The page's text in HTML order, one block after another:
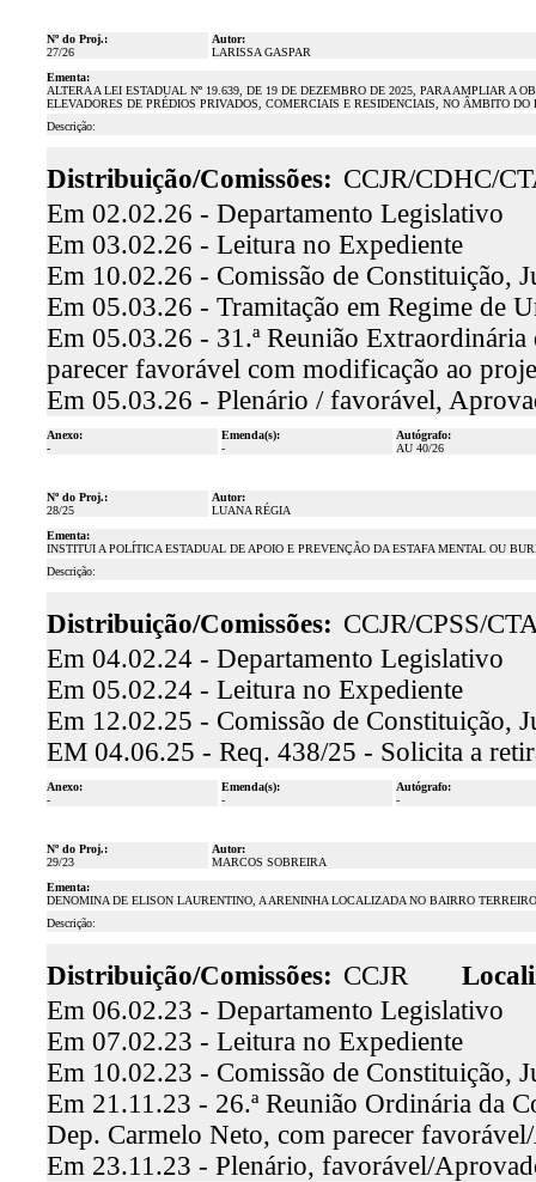
Nº do Proj.:
27/26
Autor:
LARISSA GASPAR
Ementa:
ALTERA A LEI ESTADUAL Nº 19.639, DE 19 DE DEZEMBRO DE 2025, PARA AMPLIAR A
ELEVADORES DE PRÉDIOS PRIVADOS, COMERCIAIS E RESIDENCIAIS, NO ÂMBITO DO
Descrição:
Distribuição/Comissões: CCJR/CDHC/
Em 02.02.26 - Departamento Legislativo
Em 03.02.26 - Leitura no Expediente
Em 10.02.26 - Comissão de Constituição,
Em 05.03.26 - Tramitação em Regime de
Em 05.03.26 - 31.ª Reunião
parecer favorável com modificação ao
Em 05.03.26 - Plenário / favorável,
Anexo:
-
Emenda(s):
-
Autógrafo:
AU 40/26
Nº do Proj.:
28/25
Autor:
LUANA RÉGIA
Ementa:
INSTITUI A POLÍTICA ESTADUAL DE APOIO E PREVENÇÃO DA ESTAFA MENTAL OU
Descrição:
Distribuição/Comissões: CCJR/CPSS/
Em 04.02.24 - Departamento Legislativo
Em 05.02.24 - Leitura no Expediente
Em 12.02.25 - Comissão de Constituição,
EM 04.06.25 - Req. 438/25 - Solicita a
Anexo:
-
Emenda(s):
-
Autógrafo:
-
Nº do Proj.:
29/23
Autor:
MARCOS SOBREIRA
Ementa:
DENOMINA DE ELISON LAURENTINO, A ARENINHA LOCALIZADA NO BAIRRO
Descrição:
Distribuição/Comissões: CCJR
Em 06.02.23 - Departamento Legislativo
Em 07.02.23 - Leitura no Expediente
Em 10.02.23 - Comissão de Constituição,
Em 21.11.23 - 26.ª Reunião Ordinária da
Dep. Carmelo Neto, com parecer
Em 23.11.23 - Plenário, favorável/